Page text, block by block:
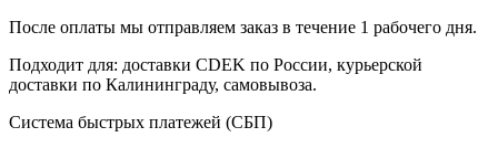
После оплаты мы отправляем заказ в течение 1 рабочего дня.
Подходит для: доставки CDEK по России, курьерской
доставки по Калининграду, самовывоза.
Система быстрых платежей (СБП)